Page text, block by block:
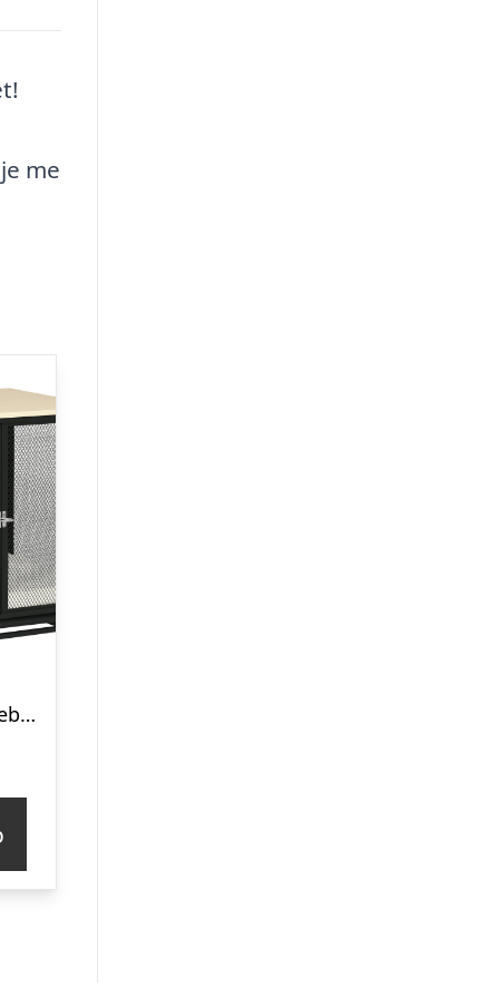
me
Hundebur, hundeboks, vandafvisende måtte, aftagelig gulvbakke, låsbar, sort, 80 x 55 x 71 cm